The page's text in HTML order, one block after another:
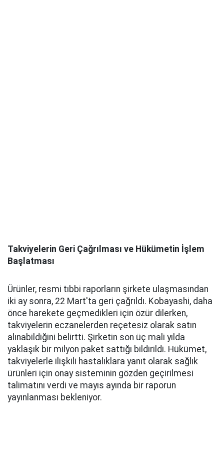
Takviyelerin Geri Çağrılması ve Hükümetin İşlem
Başlatması
Ürünler, resmi tıbbi raporların şirkete ulaşmasından
iki ay sonra, 22 Mart'ta geri çağrıldı. Kobayashi, daha
önce harekete geçmedikleri için özür dilerken,
takviyelerin eczanelerden reçetesiz olarak satın
alınabildiğini belirtti. Şirketin son üç mali yılda
yaklaşık bir milyon paket sattığı bildirildi. Hükümet,
takviyelerle ilişkili hastalıklara yanıt olarak sağlık
ürünleri için onay sisteminin gözden geçirilmesi
talimatını verdi ve mayıs ayında bir raporun
yayınlanması bekleniyor.